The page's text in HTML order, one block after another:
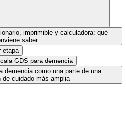
imprimible y calculadora: qué
saber
etapa
GDS para demencia
demencia como una parte de una
de cuidado más amplia